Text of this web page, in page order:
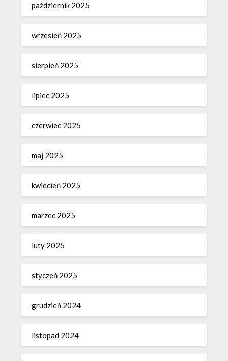
październik 2025
wrzesień 2025
sierpień 2025
lipiec 2025
czerwiec 2025
maj 2025
kwiecień 2025
marzec 2025
luty 2025
styczeń 2025
grudzień 2024
listopad 2024